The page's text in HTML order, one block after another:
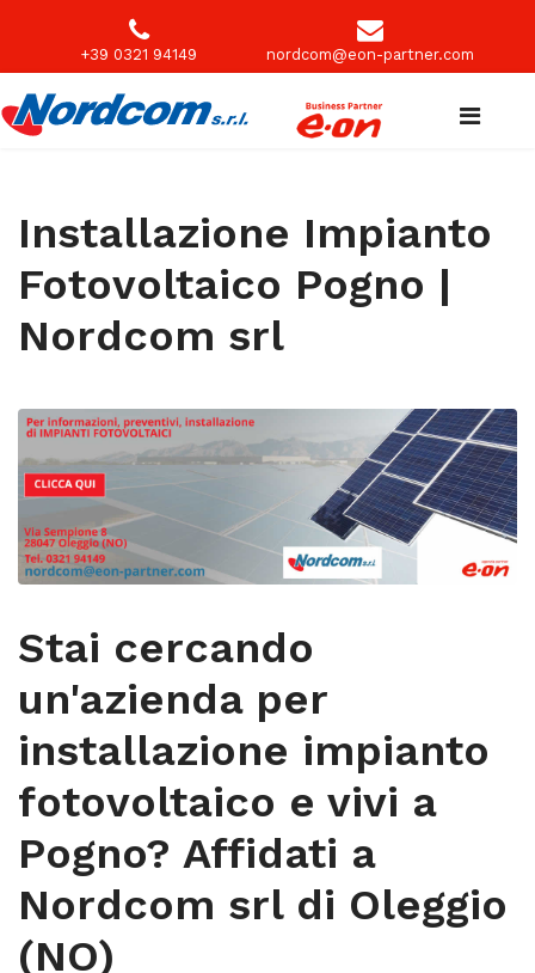
+39 0321 94149 nordcom@eon-partner.com
Installazione Impianto
Fotovoltaico Pogno |
Nordcom srl
Stai cercando
un'azienda per
installazione impianto
fotovoltaico e vivi a
Pogno? Affidati a
Nordcom srl di Oleggio
(NO)